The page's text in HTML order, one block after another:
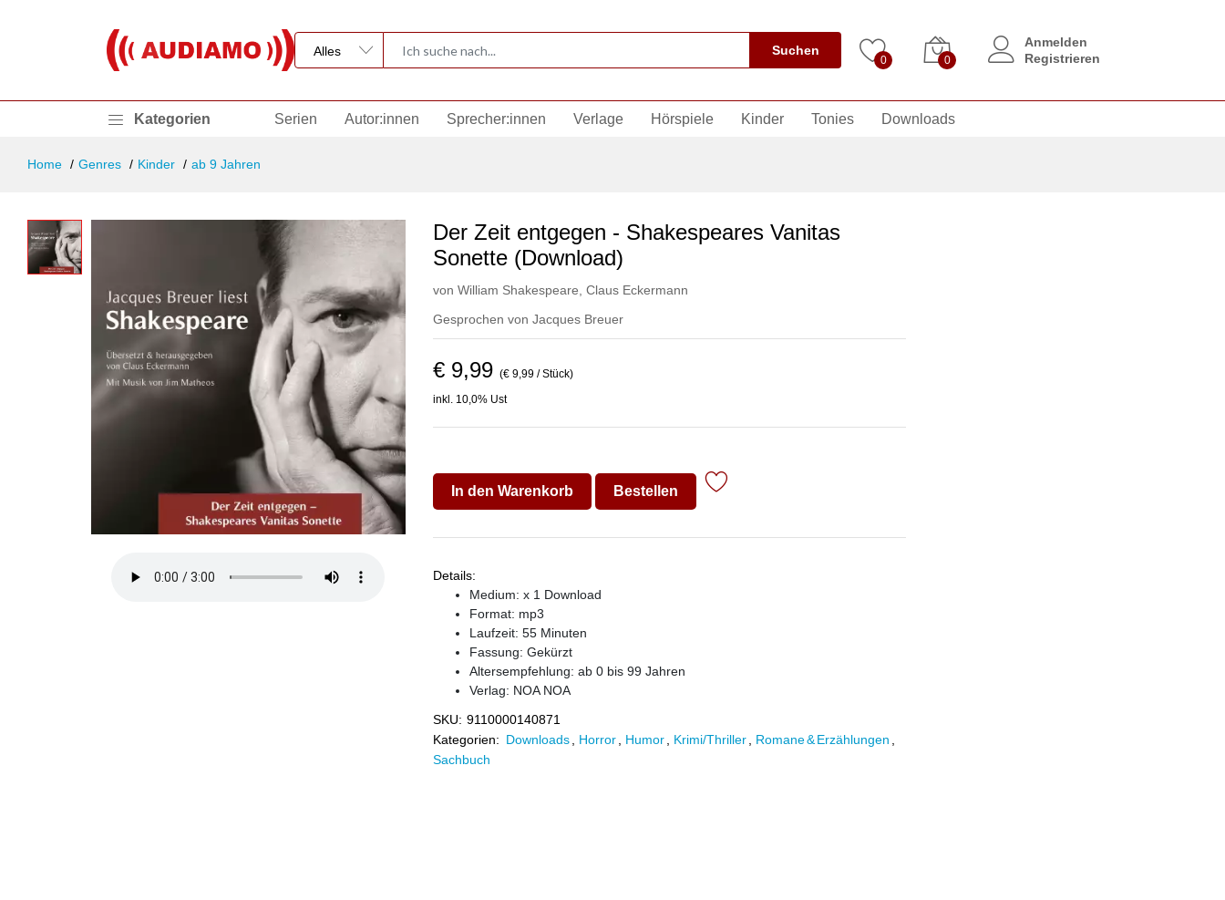
Suchen
0 0
Anmelden
Registrieren
Kategorien Serien Autor:innen Sprecher:innen Verlage Hörspiele Kinder Tonies Downloads
Home Genres Kinder ab 9 Jahren
Der Zeit entgegen - Shakespeares Vanitas
Sonette (Download)
von William Shakespeare Claus Eckermann
Gesprochen von Jacques Breuer
€ 9,99 (€ 9,99 / Stück)
inkl. 10,0% Ust
In den Warenkorb Bestellen
Details:
Medium: x 1 Download
Format: mp3
Laufzeit: 55 Minuten
Fassung: Gekürzt
Altersempfehlung: ab 0 bis 99 Jahren
Verlag: NOA NOA
SKU: 9110000140871
Kategorien: Downloads Horror Humor Krimi/Thriller Romane & Erzählungen
Sachbuch